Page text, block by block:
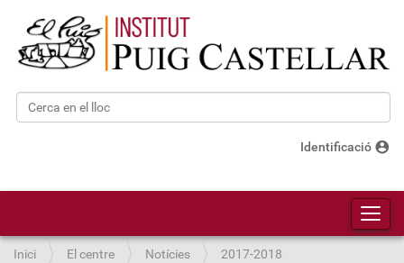
Cerca
Identificació account_circle
Inici El centre Notícies
2017-2018